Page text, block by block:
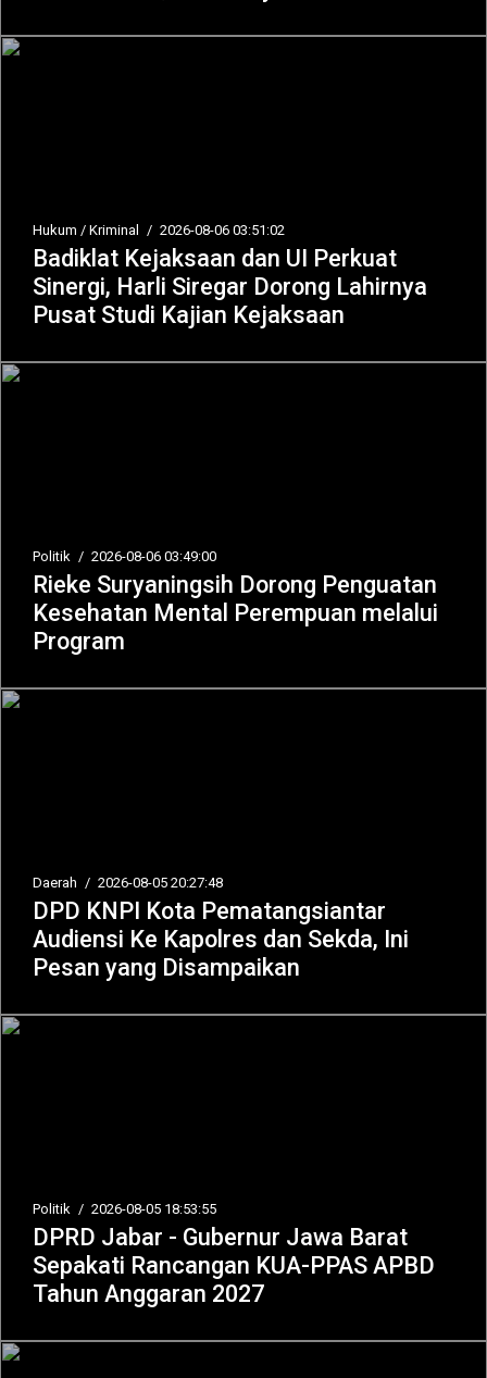
Hukum / Kriminal / 2026-08-06 03:51:02
Badiklat Kejaksaan dan UI Perkuat
Sinergi, Harli Siregar Dorong Lahirnya
Pusat Studi Kajian Kejaksaan
Politik / 2026-08-06 03:49:00
Rieke Suryaningsih Dorong Penguatan
Kesehatan Mental Perempuan melalui
Program
Daerah / 2026-08-05 20:27:48
DPD KNPI Kota Pematangsiantar
Audiensi Ke Kapolres dan Sekda, Ini
Pesan yang Disampaikan
Politik / 2026-08-05 18:53:55
DPRD Jabar - Gubernur Jawa Barat
Sepakati Rancangan KUA-PPAS APBD
Tahun Anggaran 2027